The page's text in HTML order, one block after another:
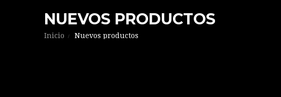
NUEVOS PRODUCTOS
Inicio Nuevos productos